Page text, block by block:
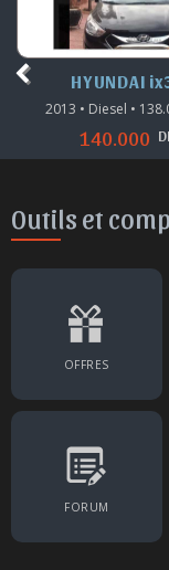
HYUNDAI
2013 • Diesel •
140.000
Outils et
OFFRES
FORUM